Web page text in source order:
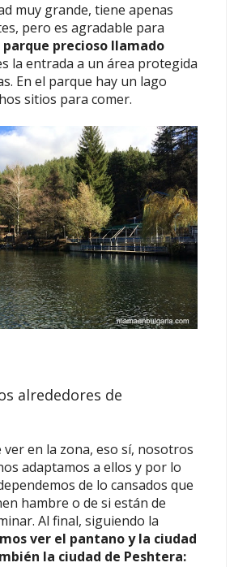
muy grande, tiene apenas
pero es agradable para
parque precioso llamado
la entrada a un área protegida
En el parque hay un lago
sitios para comer.
alrededores de
ver en la zona, eso sí, nosotros
adaptamos a ellos y por lo
de lo cansados que
hambre o de si están de
Al final, siguiendo la
ver el pantano y la ciudad
la ciudad de Peshtera: